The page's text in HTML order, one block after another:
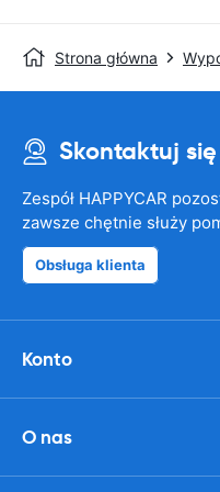
Strona główna
Skontaktuj
Zespół HAPPYCAR
zawsze chętnie służy
Obsługa klienta
Konto
O nas